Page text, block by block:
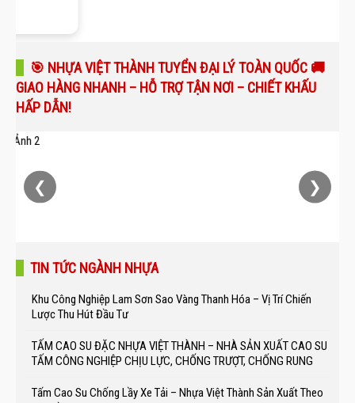
🎯 NHỰA VIỆT THÀNH TUYỂN ĐẠI LÝ TOÀN QUỐC 🚚
GIAO HÀNG NHANH – HỖ TRỢ TẬN NƠI – CHIẾT KHẤU
HẤP DẪN!
❮ ❯
TIN TỨC NGÀNH NHỰA
Khu Công Nghiệp Lam Sơn Sao Vàng Thanh Hóa – Vị Trí Chiến
Lược Thu Hút Đầu Tư
TẤM CAO SU ĐẶC NHỰA VIỆT THÀNH – NHÀ SẢN XUẤT CAO SU
TẤM CÔNG NGHIỆP CHỊU LỰC, CHỐNG TRƯỢT, CHỐNG RUNG
Tấm Cao Su Chống Lầy Xe Tải – Nhựa Việt Thành Sản Xuất Theo